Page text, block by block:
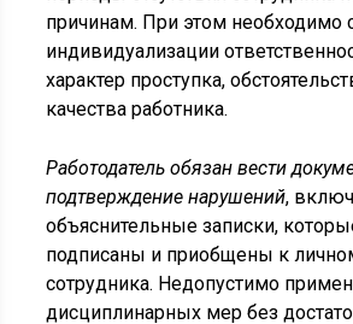
причинам. При этом необходимо
индивидуализации
характер проступка,
качества работника.
Работодатель обязан вести
подтверждение нарушений,
объяснительные записки,
подписаны и приобщены к
сотрудника. Недопустимо
дисциплинарных мер без